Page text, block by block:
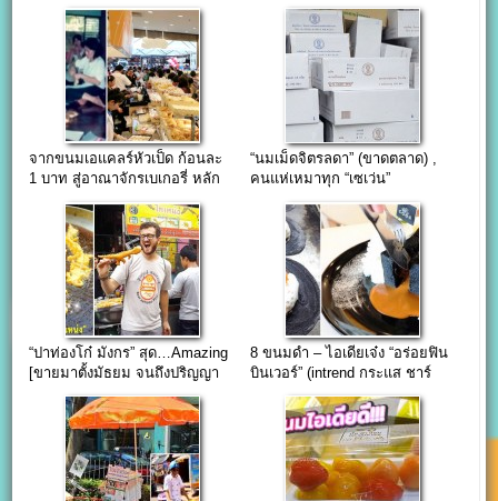
ไทยๆ(ทำง่าย-ขายคล่อง)
จากขนมเอแคลร์หัวเป็ด ก้อนละ
1 บาท สู่อาณาจักรเบเกอรี่ หลัก
“นมเม็ดจิตรลดา” (ขาดตลาด) ,
คนแห่เหมาทุก “เซเว่น”
“ปาท่องโก๋ มังกร” สุด…Amazing
[ขายมาตั้งมัธยม จนถึงปริญญา
8 ขนมดำ – ไอเดียเจ๋ง “อร่อยฟิน
บินเวอร์” (intrend กระแส ชาร์